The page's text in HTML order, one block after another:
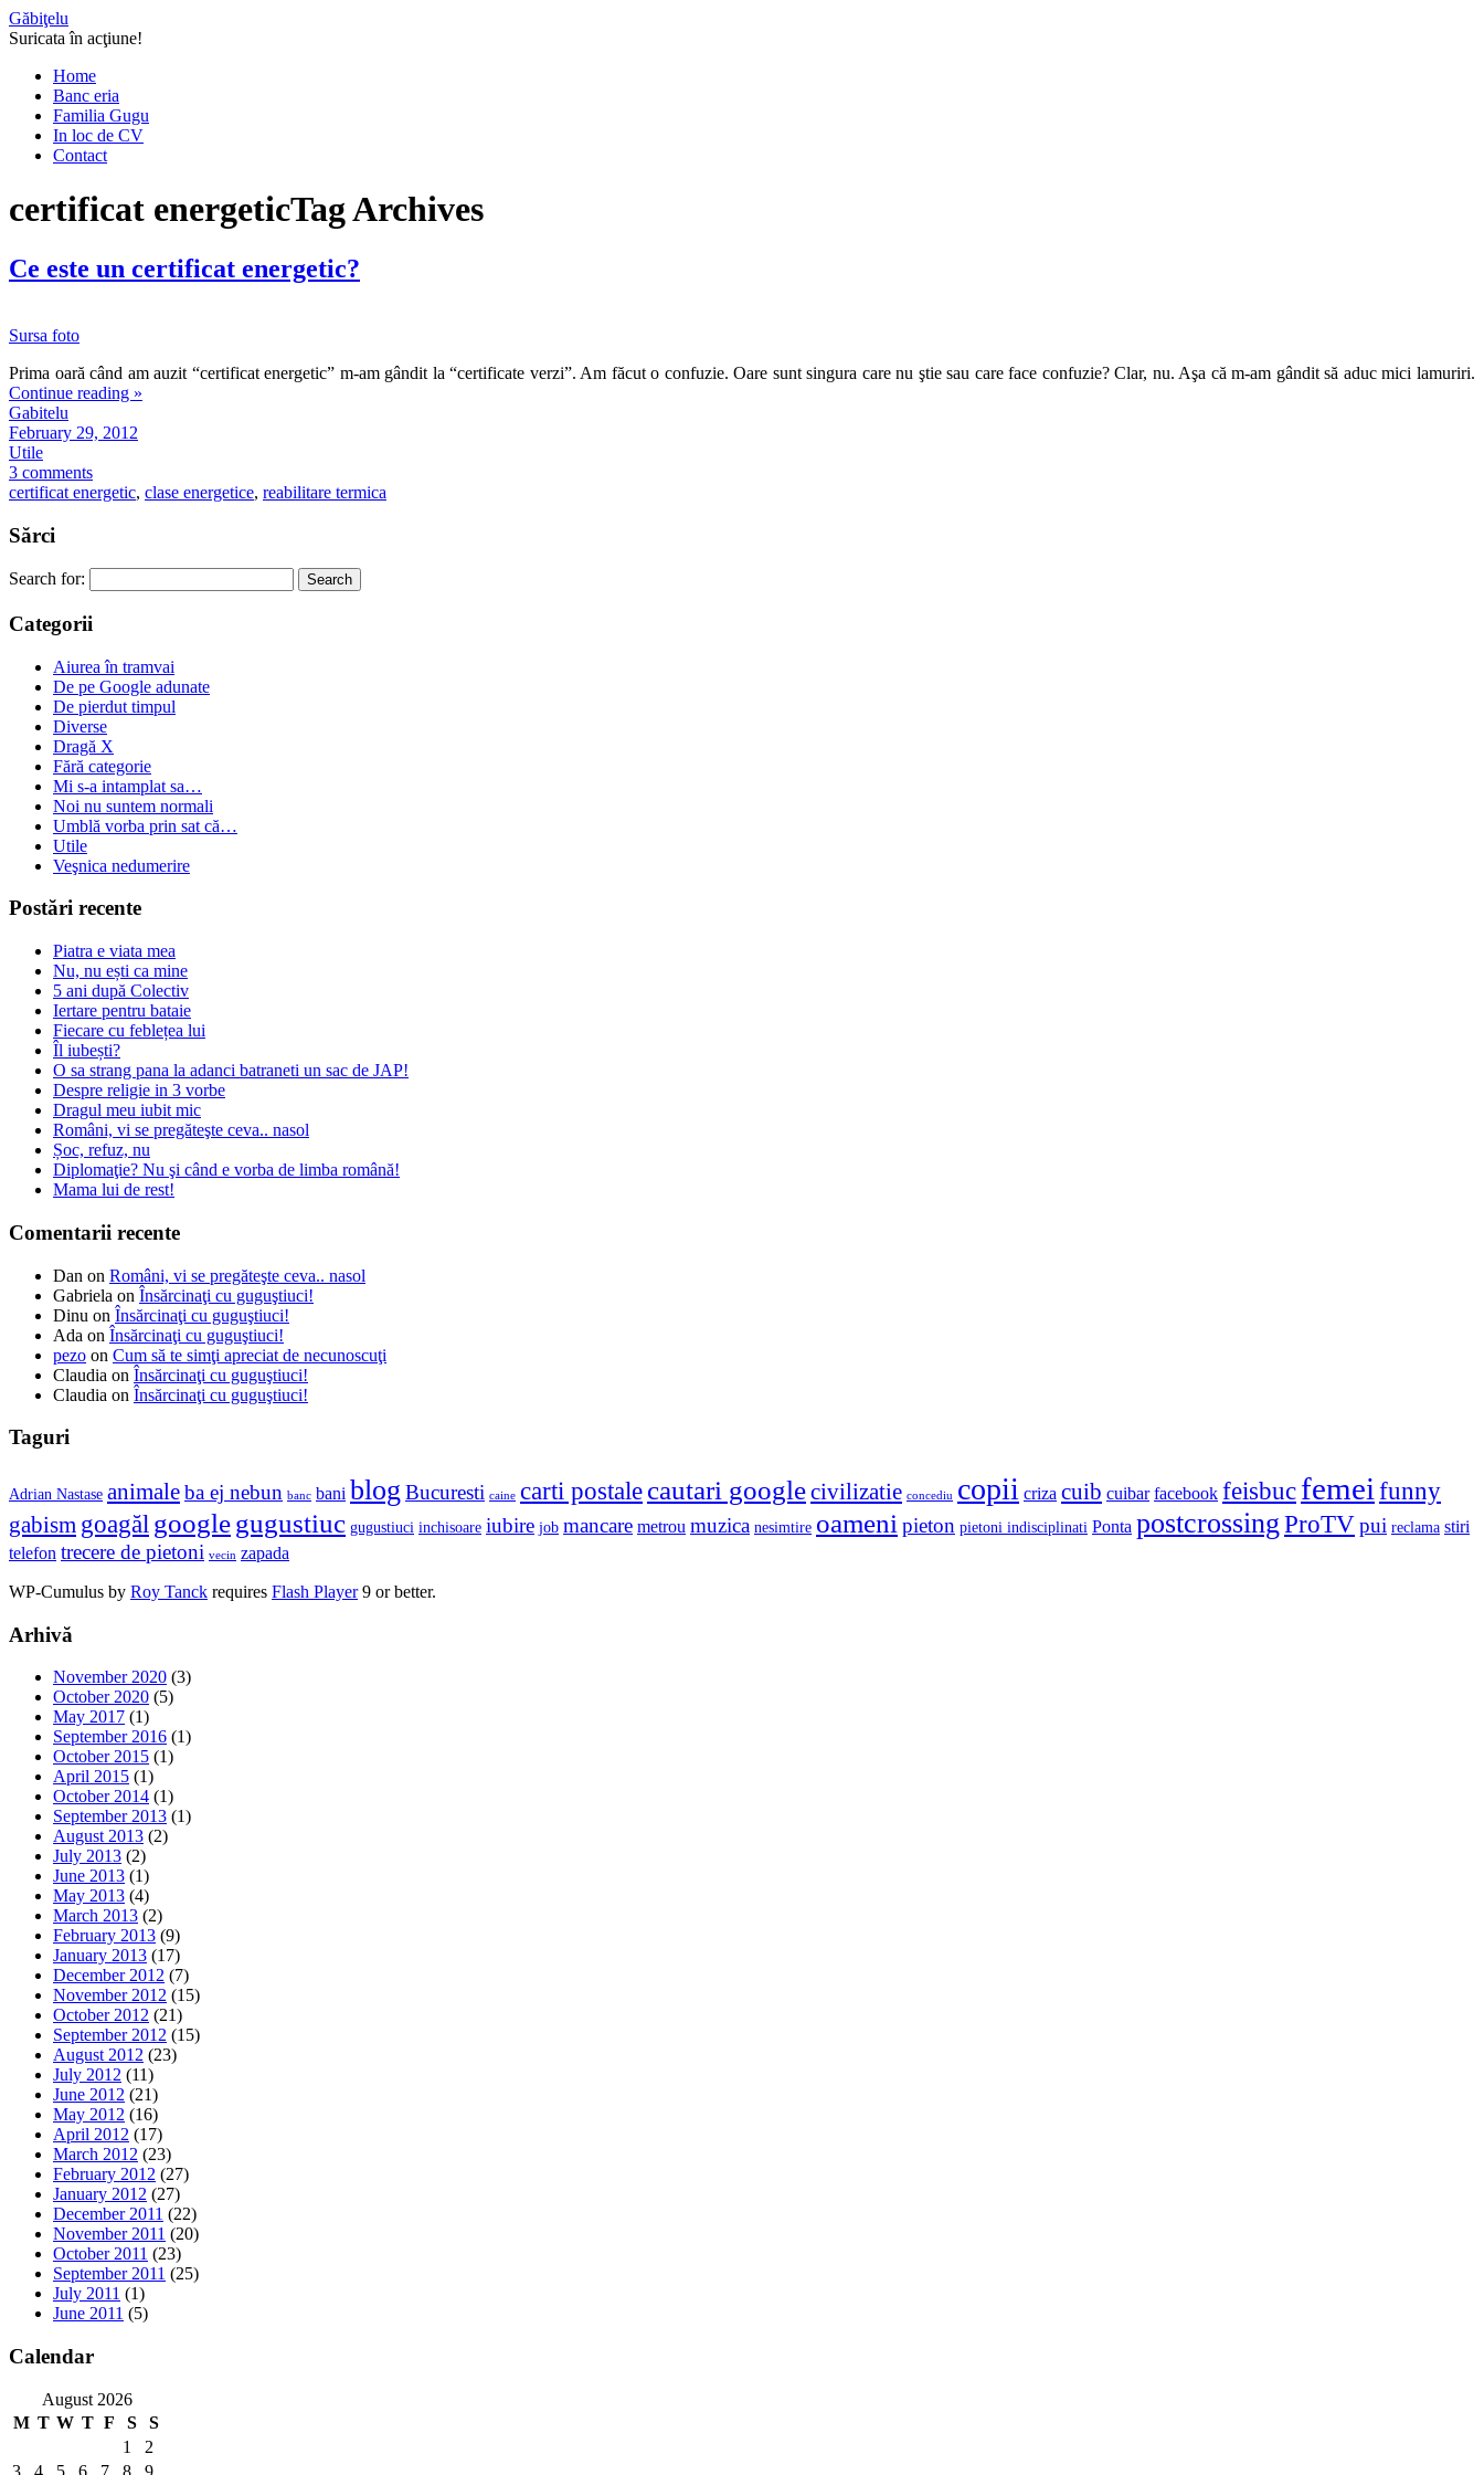
Găbiţelu
Suricata în acţiune!
Home
Banc eria
Familia Gugu
In loc de CV
Contact
certificat energeticTag Archives
Ce este un certificat energetic?
Sursa foto
Prima oară când am auzit “certificat energetic” m-am gândit la “certificate verzi”. Am făcut o confuzie. Oare sunt singura care nu ştie sau care face confuzie? Clar, nu. Aşa că m-am gândit să aduc mici lamuriri.
Continue reading »
Gabitelu
February 29, 2012
Utile
3 comments
certificat energetic, clase energetice, reabilitare termica
Sărci
Search for:
Categorii
Aiurea în tramvai
De pe Google adunate
De pierdut timpul
Diverse
Dragă X
Fără categorie
Mi s-a intamplat sa…
Noi nu suntem normali
Umblă vorba prin sat că…
Utile
Veşnica nedumerire
Postări recente
Piatra e viata mea
Nu, nu ești ca mine
5 ani după Colectiv
Iertare pentru bataie
Fiecare cu feblețea lui
Îl iubești?
O sa strang pana la adanci batraneti un sac de JAP!
Despre religie in 3 vorbe
Dragul meu iubit mic
Români, vi se pregăteşte ceva.. nasol
Șoc, refuz, nu
Diplomaţie? Nu şi când e vorba de limba română!
Mama lui de rest!
Comentarii recente
Dan on Români, vi se pregăteşte ceva.. nasol
Gabriela on Însărcinaţi cu guguştiuci!
Dinu on Însărcinaţi cu guguştiuci!
Ada on Însărcinaţi cu guguştiuci!
pezo on Cum să te simţi apreciat de necunoscuţi
Claudia on Însărcinaţi cu guguştiuci!
Claudia on Însărcinaţi cu guguştiuci!
Taguri
Adrian Nastase animaleba ej nebun banc bani blog Bucuresti caine carti postale cautari googlecivilizatie concediu copii criza cuib cuibar facebook feisbuc femei funny
gabism goagăl googlegugustiuc gugustiuci inchisoare iubire job mancare metrou muzica nesimtire oameni pieton pietoni indisciplinati Ponta postcrossing ProTVpui reclama stiri
telefon trecere de pietoni vecin zapada
WP-Cumulus by Roy Tanck requires Flash Player9 or better.
Arhivă
November 2020 (3)
October 2020 (5)
May 2017 (1)
September 2016 (1)
October 2015 (1)
April 2015 (1)
October 2014 (1)
September 2013 (1)
August 2013 (2)
July 2013 (2)
June 2013 (1)
May 2013 (4)
March 2013 (2)
February 2013 (9)
January 2013 (17)
December 2012 (7)
November 2012 (15)
October 2012 (21)
September 2012 (15)
August 2012 (23)
July 2012 (11)
June 2012 (21)
May 2012 (16)
April 2012 (17)
March 2012 (23)
February 2012 (27)
January 2012 (27)
December 2011 (22)
November 2011 (20)
October 2011 (23)
September 2011 (25)
July 2011 (1)
June 2011 (5)
Calendar
August 2026
M T W T F S
S
1
2
3
4 5 6 7 8 9